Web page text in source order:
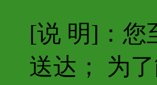
[说 明]：您
送达； 为